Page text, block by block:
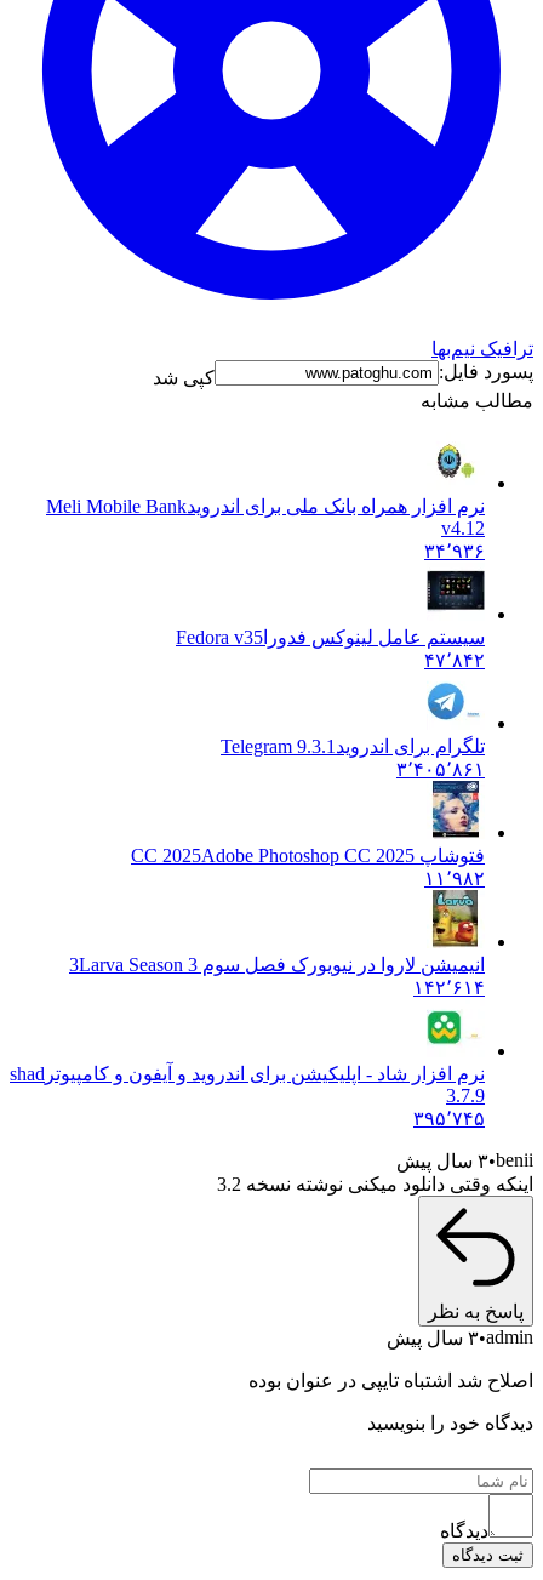
ترافیک نیم‌بها
پسورد فایل:
کپی شد
مطالب مشابه
نرم افزار همراه بانک ملی برای اندرویدMeli Mobile Bank
v4.12
۳۴٬۹۳۶
سیستم عامل لینوکس فدورا Fedora v35
۴۷٬۸۴۲
تلگرام برای اندروید Telegram 9.3.1
۳٬۴۰۵٬۸۶۱
فتوشاپ CC 2025 Adobe Photoshop CC 2025
۱۱٬۹۸۲
انیمیشن لاروا در نیویورک فصل سوم 3 Larva Season 3
۱۴۲٬۶۱۴
نرم افزار شاد - اپلیکیشن برای اندروید و آیفون و کامپیوتر shad
3.7.9
۳۹۵٬۷۴۵
benii ۳ سال پیش
اینکه وقتی دانلود میکنی نوشته نسخه 3.2
پاسخ به نظر
admin ۳ سال پیش
اصلاح شد اشتباه تایپی در عنوان بوده
دیدگاه خود را بنویسید
دیدگاه
ثبت دیدگاه